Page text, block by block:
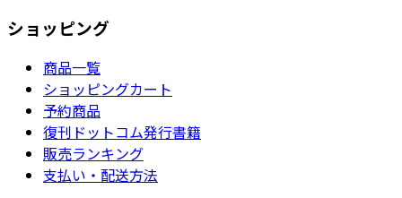
ショッピング
商品一覧
ショッピングカート
予約商品
復刊ドットコム発行書籍
販売ランキング
支払い・配送方法